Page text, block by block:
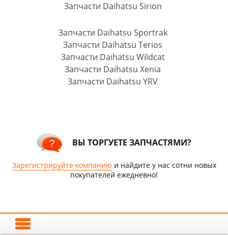
Запчасти Daihatsu Sirion
Запчасти Daihatsu Sportrak
Запчасти Daihatsu Terios
Запчасти Daihatsu Wildcat
Запчасти Daihatsu Xenia
Запчасти Daihatsu YRV
ВЫ ТОРГУЕТЕ ЗАПЧАСТЯМИ?
Зарегистрируйте компанию и найдите у нас сотни новых
покупателей ежедневно!